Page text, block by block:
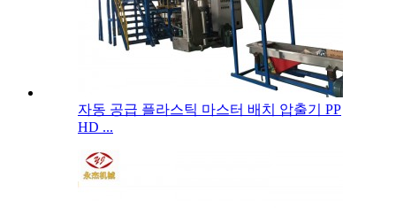
자동 공급 플라스틱 마스터 배치 압출기 PP
HD ...